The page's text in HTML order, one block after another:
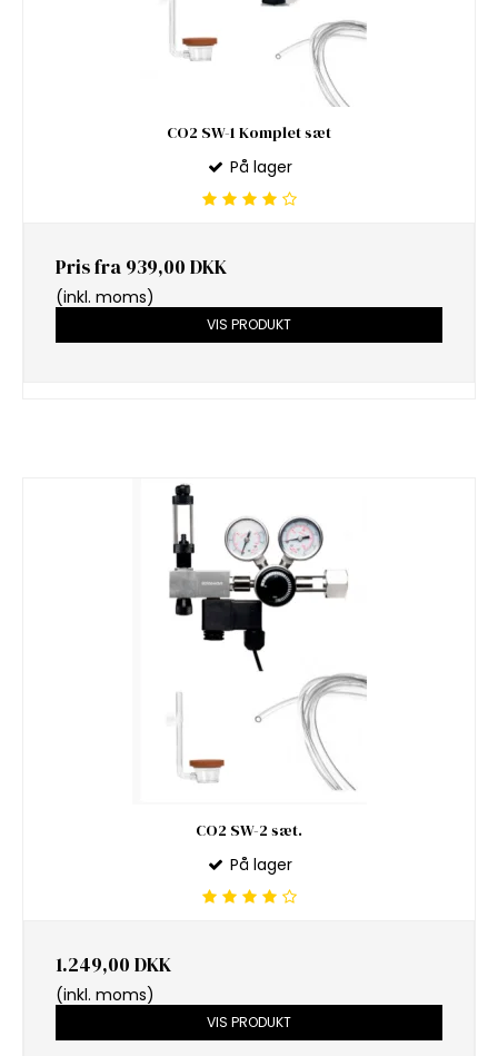
CO2 SW-1 Komplet sæt
På lager
Pris fra 939,00 DKK
(inkl. moms)
VIS PRODUKT
CO2 SW-2 sæt.
På lager
1.249,00 DKK
(inkl. moms)
VIS PRODUKT